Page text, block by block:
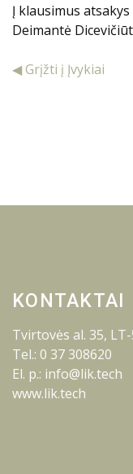
Į klausimus
Deimantė
◀ Grįžti į Įvykiai
KONTAKTAI
Tvirtovės al. 35,
Tel.: 0 37 308620
El. p.: info@lik.tech
www.lik.tech